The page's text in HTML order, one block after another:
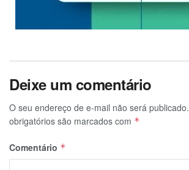
Deixe um comentário
O seu endereço de e-mail não será publicado.
obrigatórios são marcados com *
Comentário *